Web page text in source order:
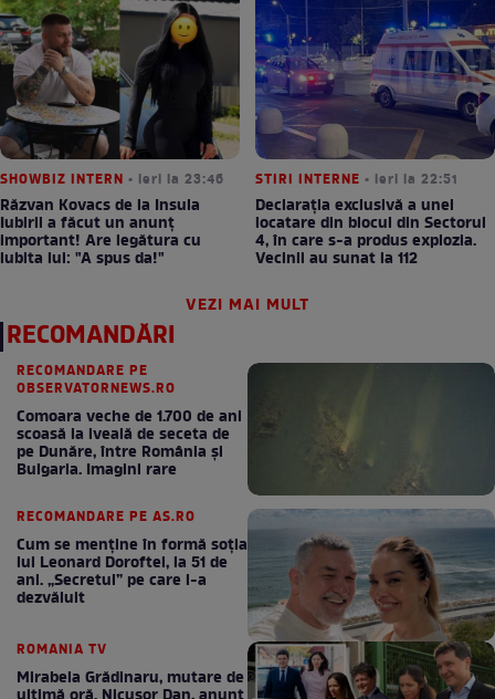
SHOWBIZ INTERN • ieri la 23:46
Răzvan Kovacs de la Insula
Iubirii a făcut un anunț
important! Are legătura cu
iubita lui: "A spus da!"
STIRI INTERNE • ieri la 22:51
Declarația exclusivă a unei
locatare din blocul din Sectorul
4, în care s-a produs explozia.
Vecinii au sunat la 112
VEZI MAI MULT
RECOMANDĂRI
RECOMANDARE PE
OBSERVATORNEWS.RO
Comoara veche de 1.700 de ani
scoasă la iveală de seceta de
pe Dunăre, între România şi
Bulgaria. Imagini rare
RECOMANDARE PE AS.RO
Cum se menţine în formă soţia
lui Leonard Doroftei, la 51 de
ani. „Secretul” pe care l-a
dezvăluit
ROMANIA TV
Mirabela Grădinaru, mutare de